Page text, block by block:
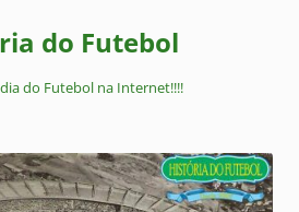
do Futebol
do Futebol na Internet!!!!